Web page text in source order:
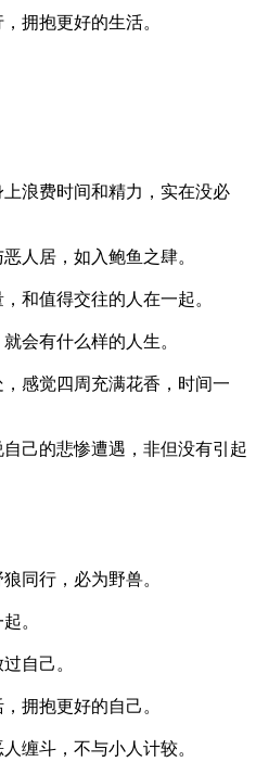
拥抱更好的生活。
浪费时间和精力，实在没必
人居，如入鲍鱼之肆。
和值得交往的人在一起。
会有什么样的人生。
感觉四周充满花香，时间一
己的悲惨遭遇，非但没有引起
同行，必为野兽。
。
自己。
拥抱更好的自己。
缠斗，不与小人计较。